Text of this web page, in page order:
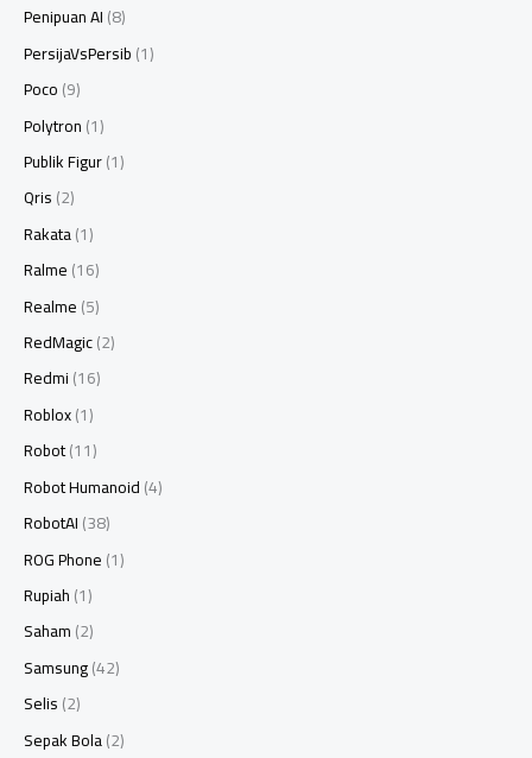
Penipuan AI(8)
PersijaVsPersib(1)
Poco(9)
Polytron(1)
Publik Figur(1)
Qris(2)
Rakata(1)
Ralme(16)
Realme(5)
RedMagic(2)
Redmi(16)
Roblox(1)
Robot(11)
Robot Humanoid(4)
RobotAI(38)
ROG Phone(1)
Rupiah(1)
Saham(2)
Samsung(42)
Selis(2)
Sepak Bola(2)